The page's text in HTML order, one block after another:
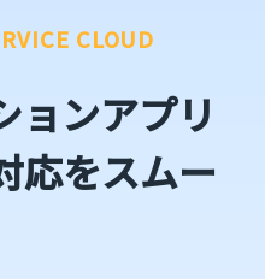
CLOUD
ョンアプリ
応をスムー